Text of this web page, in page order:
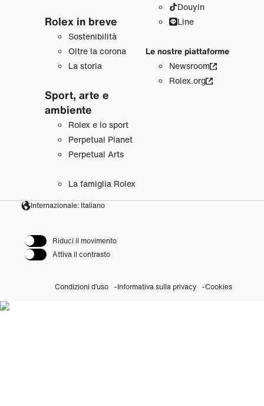
Rolex in breve
Sostenibilità
Oltre la corona
La storia
Sport, arte e
ambiente
Rolex e lo sport
Perpetual Planet
Perpetual Arts
La famiglia Rolex
Douyin
Line
Le nostre piattaforme
Newsroom
Rolex.org
Internazionale: Italiano
Riduci il movimento
Attiva il contrasto
Condizioni d’uso Informativa sulla privacy Cookies